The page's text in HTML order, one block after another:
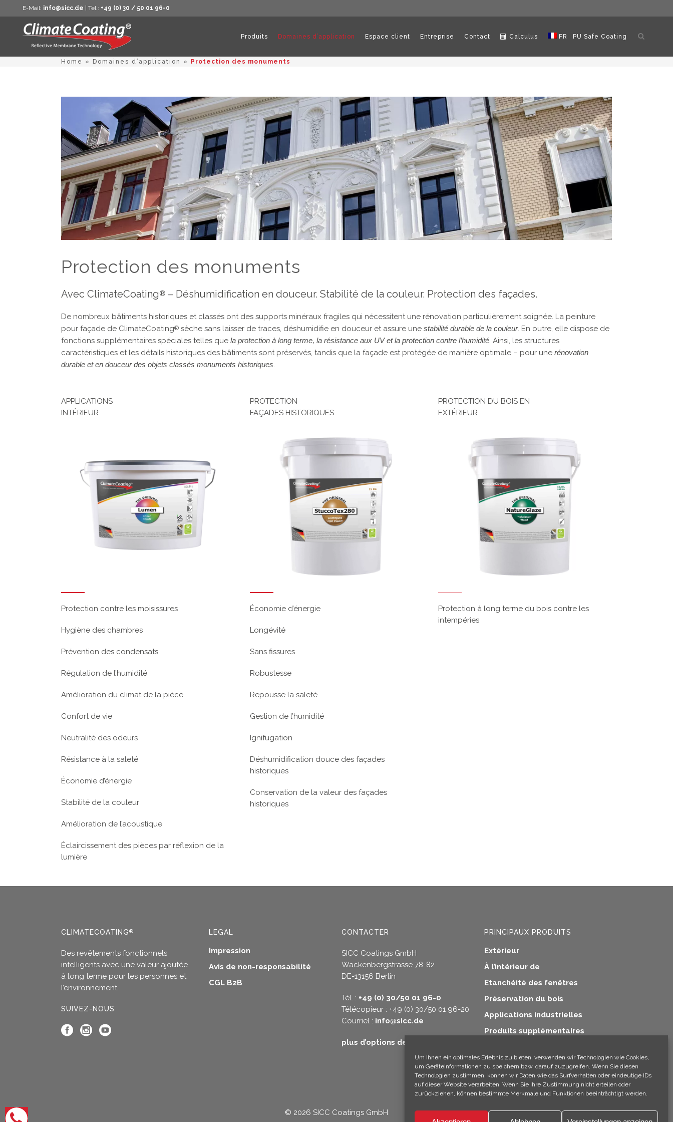
Um Ihnen ein optimales Erlebnis zu bieten, verwenden wir Technologien wie Cookies,
um Geräteinformationen zu speichern bzw. darauf zuzugreifen. Wenn Sie diesen
Technologien zustimmen, können wir Daten wie das Surfverhalten oder eindeutige IDs
auf dieser Website verarbeiten. Wenn Sie Ihre Zustimmung nicht erteilen oder
zurückziehen, können bestimmte Merkmale und Funktionen beeinträchtigt werden.
E-Mail: info@sicc.de | Tel.: +49 (0) 30 / 50 01 96-0
Ouvrir
Produits Domaines d’application Espace client Entreprise Contact Calculus FR PU Safe Coating
Home » Domaines d’application » Protection des monuments
Protection des monuments
Avec ClimateCoating® – Déshumidification en douceur. Stabilité de la couleur. Protection des façades.
De nombreux bâtiments historiques et classés ont des supports minéraux fragiles qui nécessitent une rénovation particulièrement soignée. La peinture
pour façade de ClimateCoating® sèche sans laisser de traces, déshumidifie en douceur et assure une stabilité durable de la couleur. En outre, elle dispose de
fonctions supplémentaires spéciales telles que la protection à long terme, la résistance aux UV et la protection contre l’humidité. Ainsi, les structures
caractéristiques et les détails historiques des bâtiments sont préservés, tandis que la façade est protégée de manière optimale – pour une rénovation
durable et en douceur des objets classés monuments historiques.
APPLICATIONS
INTÉRIEUR
Protection contre les moisissures
Hygiène des chambres
Prévention des condensats
Régulation de l’humidité
Amélioration du climat de la pièce
Confort de vie
Neutralité des odeurs
Résistance à la saleté
Économie d’énergie
Stabilité de la couleur
Amélioration de l’acoustique
Éclaircissement des pièces par réflexion de la
lumière
PROTECTION
FAÇADES HISTORIQUES
Économie d’énergie
Longévité
Sans fissures
Robustesse
Repousse la saleté
Gestion de l’humidité
Ignifugation
Déshumidification douce des façades
historiques
Conservation de la valeur des façades
historiques
PROTECTION DU BOIS EN
EXTÉRIEUR
Protection à long terme du bois contre les
intempéries
CLIMATECOATING®
Des revêtements fonctionnels
intelligents avec une valeur ajoutée
à long terme pour les personnes et
l’environnement.
SUIVEZ-NOUS
LEGAL
Impression
Avis de non-responsabilité
CGL B2B
CONTACTER
SICC Coatings GmbH
Wackenbergstrasse 78-82
DE-13156 Berlin
Tél. : +49 (0) 30/50 01 96-0
Télécopieur : +49 (0) 30/50 01 96-20
Courriel : info@sicc.de
plus d’options de contact
PRINCIPAUX PRODUITS
Extérieur
À l’intérieur de
Etanchéité des fenêtres
Préservation du bois
Applications industrielles
Produits supplémentaires
© 2026 SICC Coatings GmbH
Hé ! Je suis Climo !
×
Ouvrir